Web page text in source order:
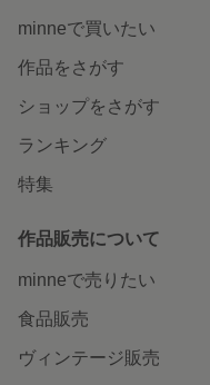
minneで買いたい
作品をさがす
ショップをさがす
ランキング
特集
作品販売について
minneで売りたい
食品販売
ヴィンテージ販売